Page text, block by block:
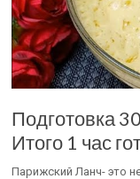
Подготовка
Итого 1 час
Парижский Ланч- это